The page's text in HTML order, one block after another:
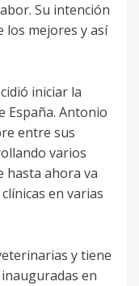
Su intención
los mejores y así
iniciar la
España. Antonio
entre sus
varios
hasta ahora va
en varias
y tiene
en